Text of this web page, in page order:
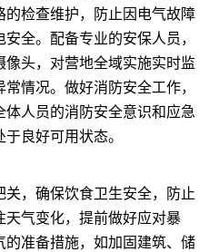
的检查维护，防止因电气故障
全。配备专业的安保人员，
像头，对营地全域实施实时监
情况。做好消防安全工作，
人员的消防安全意识和应急
良好可用状态。
，确保饮食卫生安全，防止
天气变化，提前做好应对暴
的准备措施，如加固建筑、储